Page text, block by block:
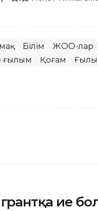
Білім ЖОО-лар
ғылым Қоғам
ие